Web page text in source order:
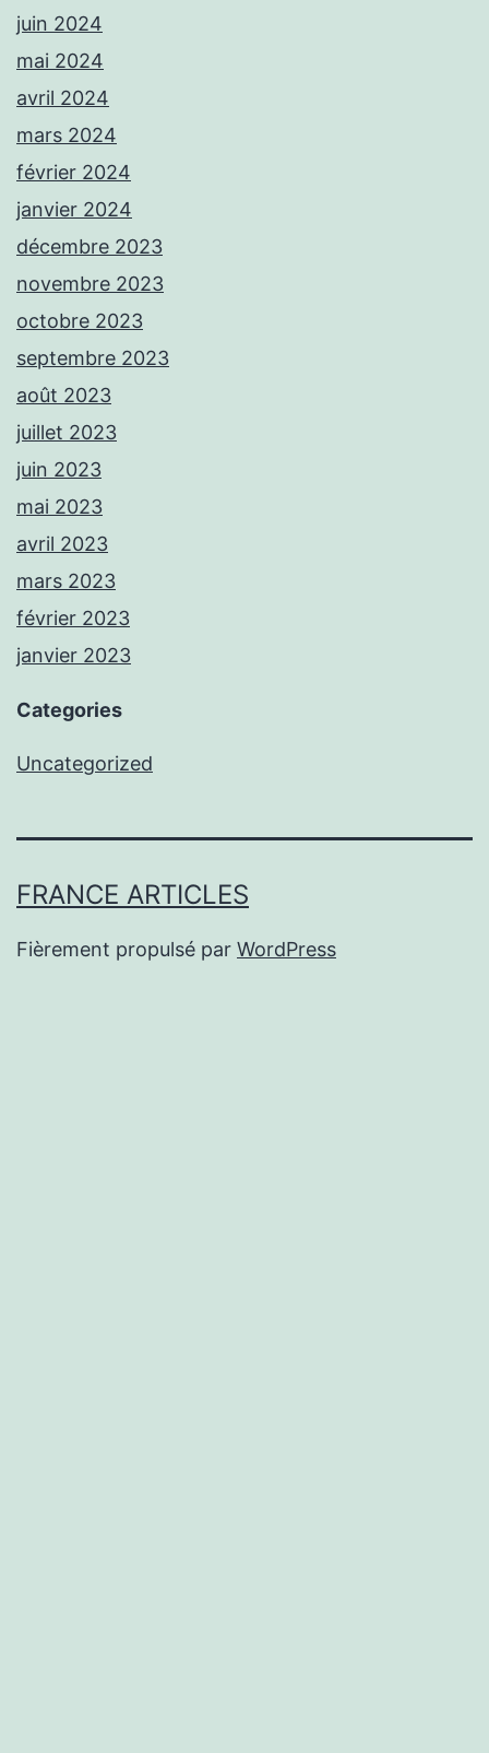
juin 2024
mai 2024
avril 2024
mars 2024
février 2024
janvier 2024
décembre 2023
novembre 2023
octobre 2023
septembre 2023
août 2023
juillet 2023
juin 2023
mai 2023
avril 2023
mars 2023
février 2023
janvier 2023
Categories
Uncategorized
FRANCE ARTICLES
Fièrement propulsé par WordPress